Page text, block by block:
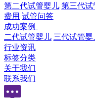
第二代试管婴儿 第三代试
费用 试管问答
成功案例
二代试管婴儿 三代试管婴
行业资讯
标签分类
关于我们
联系我们